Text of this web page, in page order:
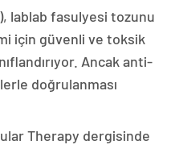
lablab fasulyesi tozunu
için güvenli ve toksik
Ancak anti-
doğrulanması
Therapy dergisinde